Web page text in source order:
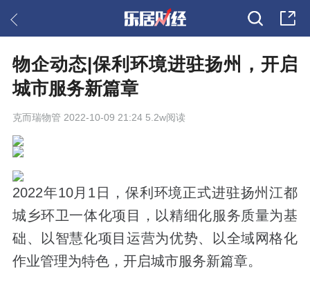
物企动态|保利环境进驻扬州，开启
城市服务新篇章
克而瑞物管 2022-10-09 21:24 5.2w阅读
2022年10月1日， 保利环境正式进驻扬州江都
城乡环卫一体化项目
，以精细化服务质量为基
础、以智慧化项目运营为优势、以全域网格化
作业管理为特色，开启城市服务新篇章。